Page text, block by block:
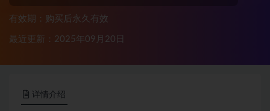
有效期：购买后永久有效
最近更新：2025年09月20日
详情介绍